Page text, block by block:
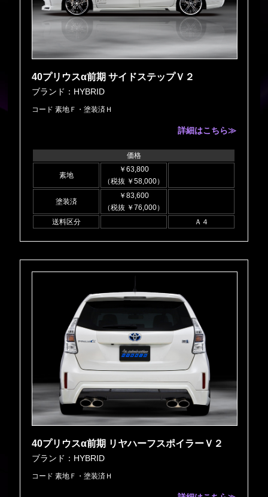
40プリウスα前期 サイドステップＶ２
ブランド：HYBRID
コード 素地Ｆ・塗装済Ｈ
詳細はこちら≫
価格
素地
￥63,800
（税抜 ￥58,000）
塗装済
￥83,600
（税抜 ￥76,000）
送料区分
Ａ４
40プリウスα前期 リヤハーフスポイラーＶ２
ブランド：HYBRID
コード 素地Ｆ・塗装済Ｈ